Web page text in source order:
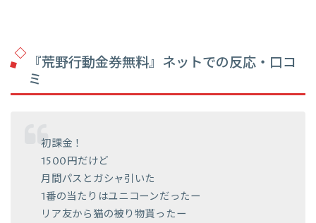
『荒野行動金券無料』ネットでの反応・口コ
ミ
初課金！
1500円だけど
月間パスとガシャ引いた
1番の当たりはユニコーンだったー
リア友から猫の被り物貰ったー